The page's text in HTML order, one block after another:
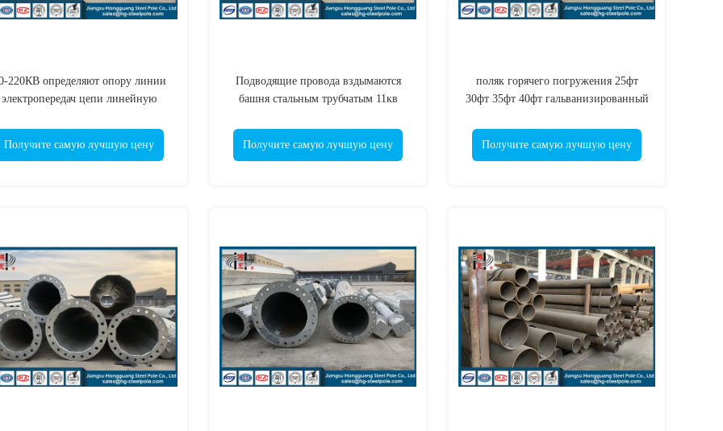
220КВ определяют опору линии
электропередач цепи линейную
Получите самую лучшую цену
Подводящие провода вздымаются
башня стальным трубчатым 11кв
Получите самую лучшую цену
поляк горячего погружения 25фт
30фт 35фт 40фт гальванизированный
Получите самую лучшую цену